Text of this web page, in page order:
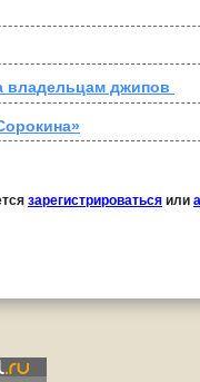
владельцам джипов
зарегистрироваться или